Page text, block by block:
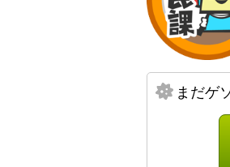
まだゲ